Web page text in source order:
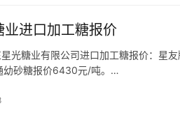
业进口加工糖报价
光糖业有限公司进口加工糖报价：
幼砂糖报价6430元/吨。…